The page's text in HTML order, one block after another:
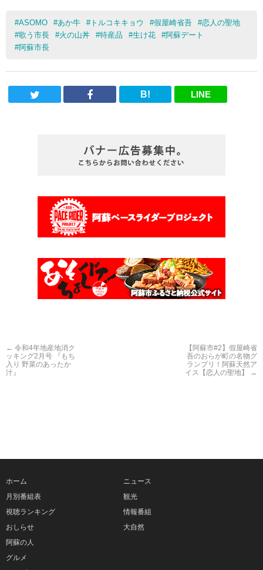
#ASOMO #あか牛 #トルコキキョウ #假屋崎省吾 #恋人の聖地
#歌う市長 #火の山丼 #特産品 #生け花 #阿蘇デート
#阿蘇市長
B! LINE
← 令和4年地産地消ク
ッキング2月号 『もち
入り 野菜のあったか
汁』
【阿蘇市#2】假屋崎省
吾のおらが町の名物グ
ランプリ！阿蘇天然ア
イス【恋人の聖地】
→
ホーム
月別番組表
視聴ランキング
おしらせ
ニュース
観光
情報番組
大自然
阿蘇の人
グルメ